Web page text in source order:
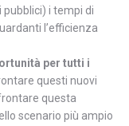
i tempi di
l’efficienza
per tutti i
questi nuovi
questa
scenario più ampio